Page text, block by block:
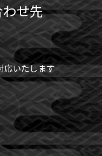
せ先
応いたします